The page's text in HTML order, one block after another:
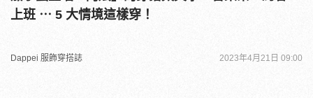
上班 ⋯ 5 大情境這樣穿！
Dappei 服飾穿搭誌 2023年4月21日 09:00